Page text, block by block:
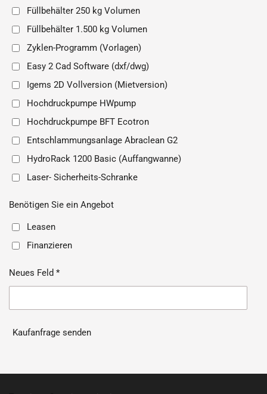
Füllbehälter 250 kg Volumen
Füllbehälter 1.500 kg Volumen
Zyklen-Programm (Vorlagen)
Easy 2 Cad Software (dxf/dwg)
Igems 2D Vollversion (Mietversion)
Hochdruckpumpe HWpump
Hochdruckpumpe BFT Ecotron
Entschlammungsanlage Abraclean G2
HydroRack 1200 Basic (Auffangwanne)
Laser- Sicherheits-Schranke
Benötigen Sie ein Angebot
Leasen
Finanzieren
Neues Feld *
Kaufanfrage senden